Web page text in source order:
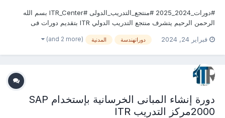
#دورات_2024_2025 #منتجع_التدريب_الدولى #ITR_Center بسم الله
الرحمن الرحيم يتشرف منتجع التدريب الدولي ITR بتقديم دورات فى
&2025 يمكنكم التسجيل او الاستفسارعلى الدورة الان .........................فبراير 24, 2024 دوراتهندسة المدنية (and 2 more)
دورة إنشاء المبانى الخرسانية بإستخدام SAP
2000مركز التدريب ITR